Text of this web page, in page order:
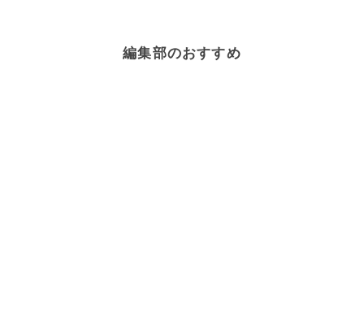
編集部のおすすめ